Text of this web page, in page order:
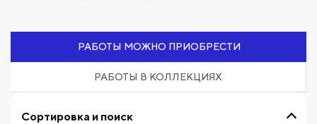
РАБОТЫ МОЖНО ПРИОБРЕСТИ
РАБОТЫ В КОЛЛЕКЦИЯХ
Сортировка и поиск